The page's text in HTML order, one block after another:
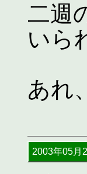
二週
いら
あれ
2003年05月